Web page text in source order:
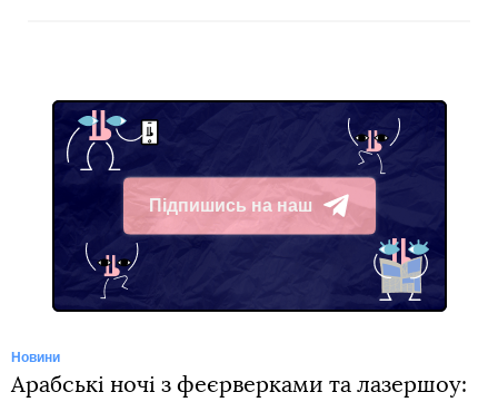
Підпишись на наш
Telegram
Новини
Арабські ночі з феєрверками та лазершоу: